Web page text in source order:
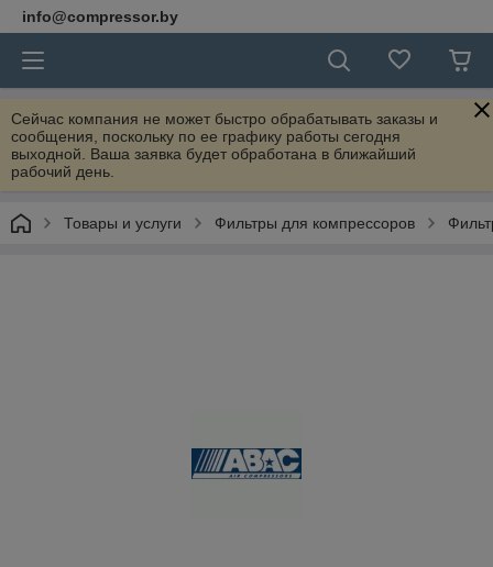
info@compressor.by
Сейчас компания не может быстро обрабатывать заказы и
сообщения, поскольку по ее графику работы сегодня
выходной. Ваша заявка будет обработана в ближайший
рабочий день.
Товары и услуги Фильтры для компрессоров